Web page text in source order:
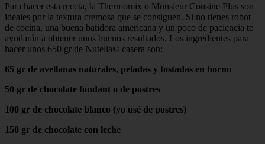
Para hacer esta receta, la Thermomix o Monsieur Cousine Plus son
ideales por la textura cremosa que se consiguen. Si no tienes robot
de cocina, una buena batidora americana y un poco de paciencia te
ayudarán a obtener unos buenos resultados. Los ingredientes para
hacer unos 650 gr de Nutella© casera son:
65 gr de avellanas naturales, peladas y tostadas en horno
50 gr de chocolate fondant o de postres
100 gr de chocolate blanco (yo usé de postres)
150 gr de chocolate con leche